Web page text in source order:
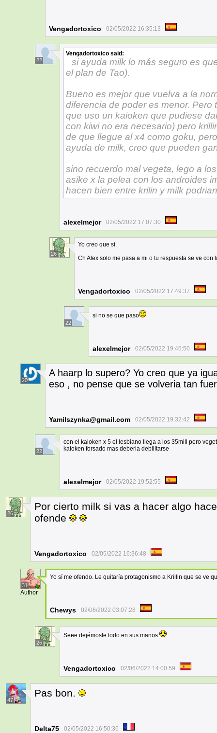
Vengadortoxico 02/05/2022 16:35:13
22
Vengadortoxico said:
si ayuda milk lo más seguro es
el plan de Tao).
Bueno es mejor que vuelva a la
diferencia de poder es menor.
que uso un kaioken que pudiese
con kiwi no era necesario) pero
de que llegue al x4 como goku,
ayuda de milk, creo que pueden
sino recuerdo mal vegeta, lego a
asike x la pelea con los androides
hacen bien entre krilin y milk
alexelmejor 02/05/2022 17:07:30
26
Yo creo que si.
Ch Alex solo me pasa a mi o tu respuesta se ve con
Vengadortoxico 02/05/2022 17:49:37
22
si no se que paso
alexelmejor 02/05/2022 19:46:50
20
A haarp lo supero? Yo creo que ya
eso , no pense que se volveria tan
Yamilszynka@gmail.com 02/05/2022 19:32:42
22
con el kaioken x 5 el lesbiano llega a los 35mill pero
kaioken forsado mas deberia debilitarse
alexelmejor 02/05/2022 19:52:55
26
Por cierto milk si vas a hacer algo
ofende
Vengadortoxico 02/05/2022 16:36:48
31
Author
Yo sí me ofendo. Le quitaría protagonismo a Krillin que se ve
Chewys 02/06/2022 03:07:28
26
Seee dejémosle todo en sus manos
Vengadortoxico 02/06/2022 14:00:59
47
Pas bon.
Delta75 02/05/2022 16:50:36